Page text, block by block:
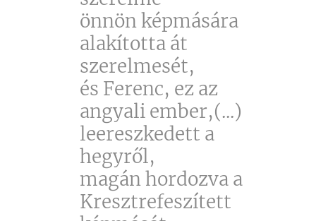
önnön képmására
alakította át
szerelmesét,
és Ferenc, ez az
angyali ember,(...)
leereszkedett a
hegyről,
magán hordozva a
Kresztrefeszített